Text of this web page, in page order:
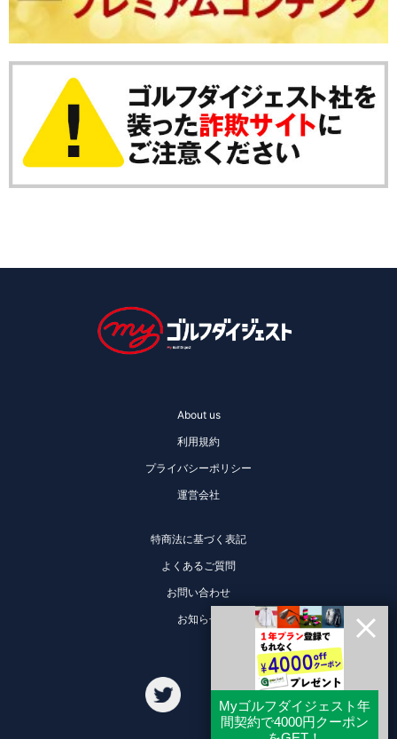
About us
利用規約
プライバシーポリシー
運営会社
特商法に基づく表記
よくあるご質問
お問い合わせ
お知らせ